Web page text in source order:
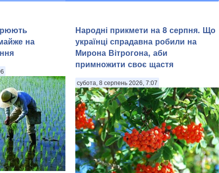
на
Народні прикмети на 8 серпня. Що
українці спрадавна робили на
Мирона Вітрогона, аби
примножити своє щастя
субота, 8 серпень 2026, 7:07